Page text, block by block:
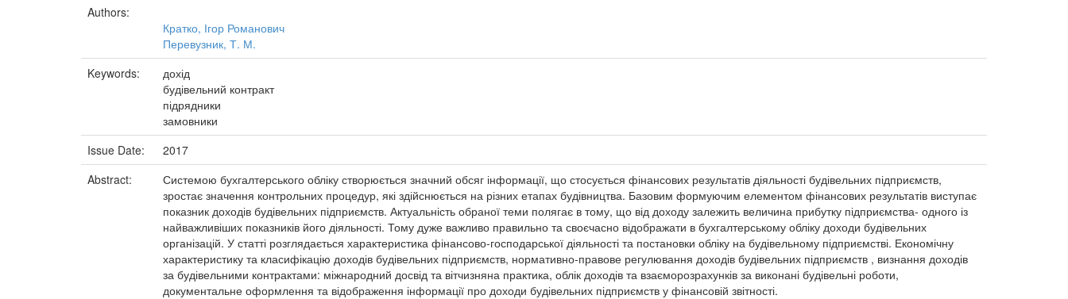
Authors:
Кратко, Ігор Романович
Перевузник, Т. М.
Keywords:
дохід
будівельний контракт
підрядники
замовники
Issue Date:
2017
Abstract:
Системою бухгалтерського обліку створюється значний обсяг інформації, що стосується фінансових результатів діяльності будівельних підприємств,
зростає значення контрольних процедур, які здійснюється на різних етапах будівництва. Базовим формуючим елементом фінансових результатів виступає
показник доходів будівельних підприємств. Актуальність обраної теми полягає в тому, що від доходу залежить величина прибутку підприємства- одного із
найважливіших показників його діяльності. Тому дуже важливо правильно та своєчасно відображати в бухгалтерському обліку доходи будівельних
організацій. У статті розглядається характеристика фінансово-господарської діяльності та постановки обліку на будівельному підприємстві. Економічну
характеристику та класифікацію доходів будівельних підприємств, нормативно-правове регулювання доходів будівельних підприємств , визнання доходів
за будівельними контрактами: міжнародний досвід та вітчизняна практика, облік доходів та взаєморозрахунків за виконані будівельні роботи,
документальне оформлення та відображення інформації про доходи будівельних підприємств у фінансовій звітності.